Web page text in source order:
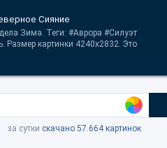
Сияние
Зима. Теги: #Аврора #Силуэт
картинки 4240x2832. Это
сутки скачано 57.664 картинок